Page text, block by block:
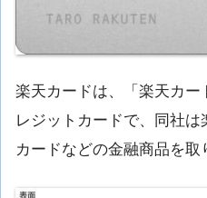
楽天カードは、「楽天カー
レジットカードで、同社は
カードなどの金融商品を取